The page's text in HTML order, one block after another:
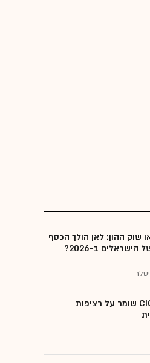
שוק ההון: לאן הולך הכסף
הישראלים ב-2026?
כיצד CIO שומר על רציפות